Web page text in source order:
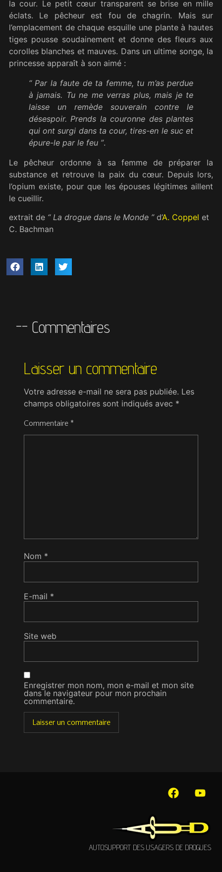
la cour. Le petit cœur transparent se brise en mille
éclats. Le pêcheur est fou de chagrin. Mais sur
l’emplacement de chaque esquille une plante à hautes
tiges pousse soudainement et donne des fleurs aux
corolles blanches et mauves. Dans un ultime songe, la
princesse apparaît à son aimé :
“ Par la faute de ta femme, tu m’as perdue
à jamais. Tu ne me verras plus, mais je te
laisse un remède souverain contre le
désespoir. Prends la couronne des plantes
qui ont surgi dans ta cour, tires-en le suc et
épure-le par le feu ”.
Le pêcheur ordonne à sa femme de préparer la
substance et retrouve la paix du cœur. Depuis lors,
l’opium existe, pour que les épouses légitimes aillent
le cueillir.
extrait de “ La drogue dans le Monde ”d’A. Coppel et
C. Bachman
-- Commentaires
Laisser un commentaire
Votre adresse e-mail ne sera pas publiée. Les
champs obligatoires sont indiqués avec *
Commentaire *
Nom *
E-mail *
Site web
Enregistrer mon nom, mon e-mail et mon site
dans le navigateur pour mon prochain
commentaire.
AUTOSUPPORT DES USAGERS DE DROGUES